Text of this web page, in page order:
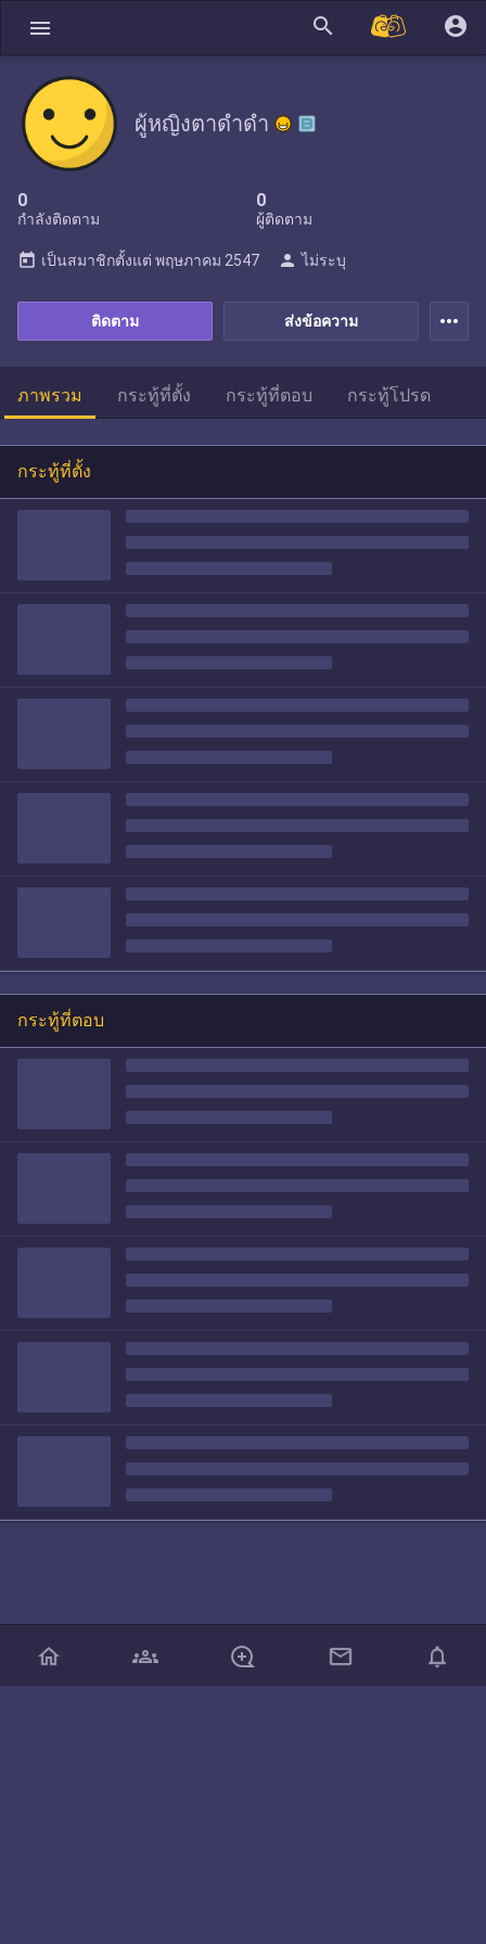
menu search account_circle
ผู้หญิงตาดำดำ
0
กำลังติดตาม
0
ผู้ติดตาม
ส่งข้อความ
ติดตาม
today เป็นสมาชิกตั้งแต่ พฤษภาคม 2547 person ไม่ระบุ
more_horiz
ภาพรวม กระทู้ที่ตั้ง กระทู้ที่ตอบ กระทู้โปรด
กระทู้ที่ตั้ง
กระทู้ที่ตอบ